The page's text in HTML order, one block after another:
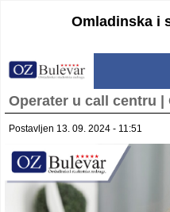
Omladinska i
Operater u call centru |
Postavljen 13. 09. 2024 - 11:51